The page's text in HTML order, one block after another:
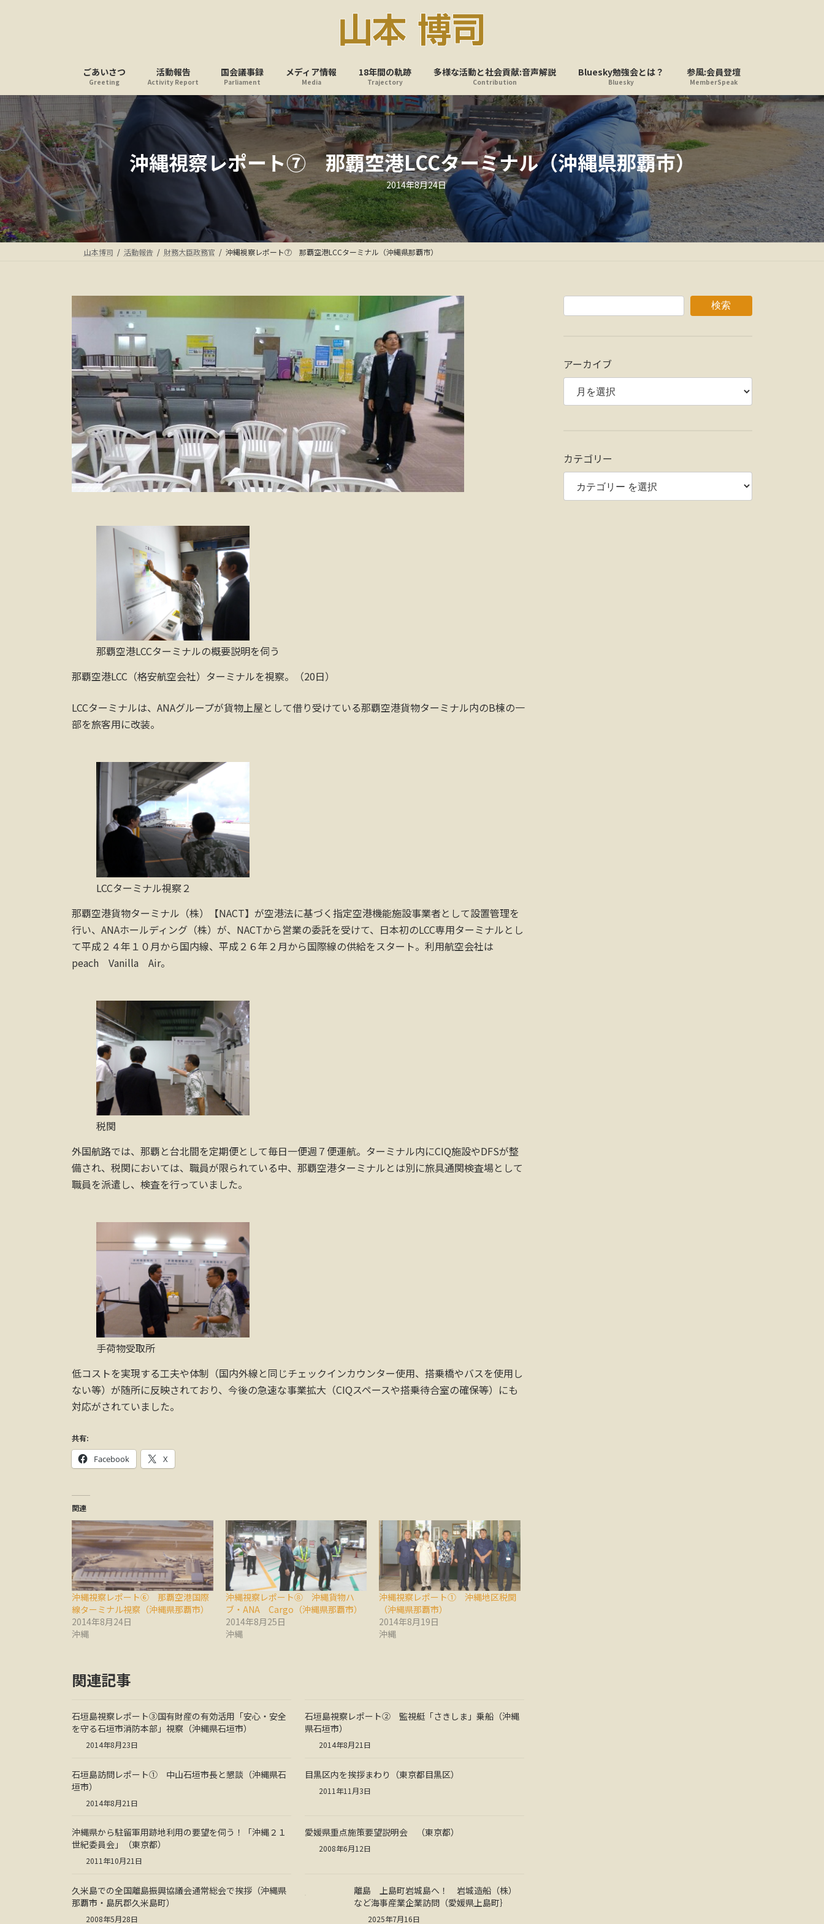
ス
キ
ッ
プ
ン
に
移
動
ごあいさつ
Greeting
活動報告
Activity Report
国会議事録
Parliament
メディア情報
Media
18年間の軌跡
Trajectory
多様な活動と社会貢献:音声解説
Contribution
Bluesky勉強会とは？
Bluesky
参風:会員登壇
MemberSpeak
沖縄視察レポート⑦ 那覇空港LCCターミナル（沖縄県那覇市）
最
終
更
新
日
時
:
2014年8月24日
山本博司 活動報告 財務大臣政務官 沖縄視察レポート⑦ 那覇空港LCCターミナル（沖縄県那覇市）
那覇空港LCCターミナルの概要説明を伺う
那覇空港LCC（格安航空会社）ターミナルを視察。（20日）
LCCターミナルは、ANAグループが貨物上屋として借り受けている那覇空港貨物ターミナル内のB棟の一
部を旅客用に改装。
LCCターミナル視察２
那覇空港貨物ターミナル（株）【NACT】が空港法に基づく指定空港機能施設事業者として設置管理を
行い、ANAホールディング（株）が、NACTから営業の委託を受けて、日本初のLCC専用ターミナルとし
て平成２４年１０月から国内線、平成２６年２月から国際線の供給をスタート。利用航空会社は
peach Vanilla Air。
税関
外国航路では、那覇と台北間を定期便として毎日一便週７便運航。ターミナル内にCIQ施設やDFSが整
備され、税関においては、職員が限られている中、那覇空港ターミナルとは別に旅具通関検査場として
職員を派遣し、検査を行っていました。
手荷物受取所
低コストを実現する工夫や体制（国内外線と同じチェックインカウンター使用、搭乗橋やバスを使用し
ない等）が随所に反映されており、今後の急速な事業拡大（CIQスペースや搭乗待合室の確保等）にも
対応がされていました。
共有:
Facebook X
関連
沖縄視察レポート⑥ 那覇空港国際
線ターミナル視察（沖縄県那覇市）
2014年8月24日
沖縄
沖縄視察レポート⑧ 沖縄貨物ハ
ブ・ANA Cargo（沖縄県那覇市）
2014年8月25日
沖縄
沖縄視察レポート① 沖縄地区税関
（沖縄県那覇市）
2014年8月19日
沖縄
関連記事
石垣島視察レポート③国有財産の有効活用「安心・安全
を守る石垣市消防本部」視察（沖縄県石垣市）
2014年8月23日
石垣島視察レポート② 監視艇「さきしま」乗船（沖縄
県石垣市）
2014年8月21日
石垣島訪問レポート① 中山石垣市長と懇談（沖縄県石
垣市）
2014年8月21日
目黒区内を挨拶まわり（東京都目黒区）
2011年11月3日
沖縄県から駐留軍用跡地利用の要望を伺う！「沖縄２１
世紀委員会」（東京都）
2011年10月21日
愛媛県重点施策要望説明会 （東京都）
2008年6月12日
久米島での全国離島振興協議会通常総会で挨拶（沖縄県
那覇市・島尻郡久米島町）
2008年5月28日
離島 上島町岩城島へ！ 岩城造船（株）
など海事産業企業訪問（愛媛県上島町｝
2025年7月16日
検索
アーカイブ
カテゴリー